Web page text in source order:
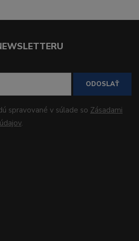
ODOSLAŤ
spravované v súlade so Zásadami
.